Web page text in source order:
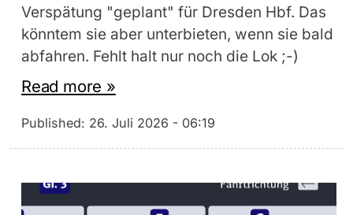
Verspätung "geplant" für Dresden Hbf. Das
könntem sie aber unterbieten, wenn sie bald
abfahren. Fehlt halt nur noch die Lok ;-)
Read more »
Published: 26. Juli 2026 - 06:19